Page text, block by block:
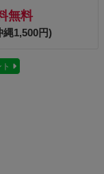
無料
1,500円)